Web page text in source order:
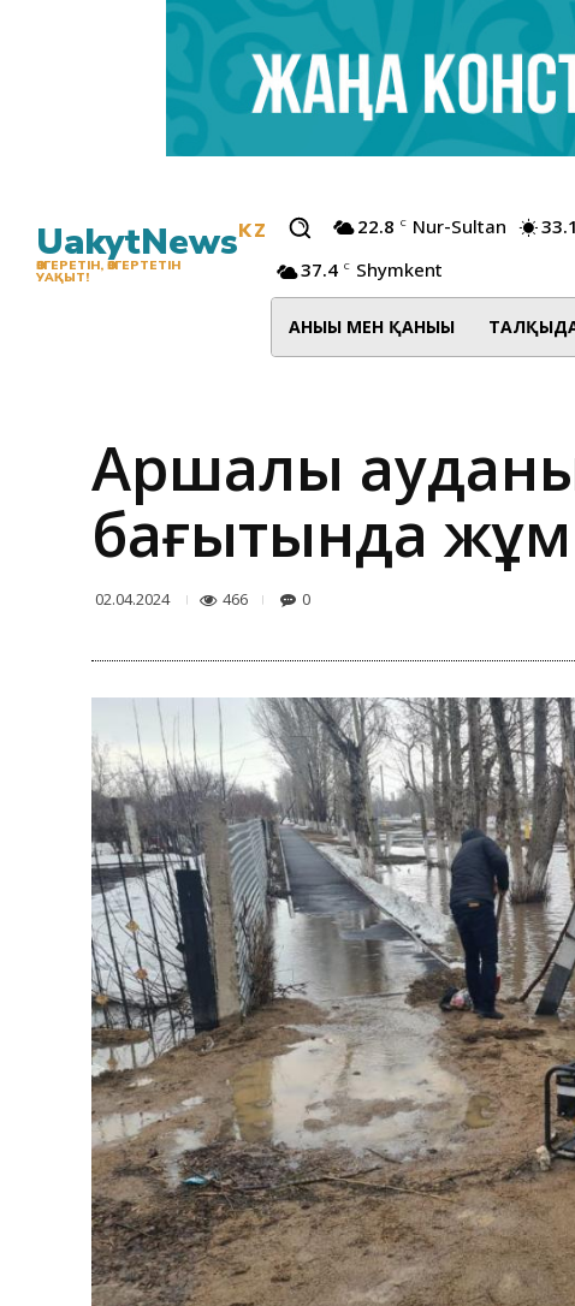
UakytNewsKZ
ӨЗГЕРЕТІН, ӨЗГЕРТЕТІН
УАҚЫТ!
22.8 C Nur-Sultan 33.1
37.4 C Shymkent
АНЫҒЫ МЕН ҚАНЫҒЫ
Аршалы
бағытында
02.04.2024 466 0